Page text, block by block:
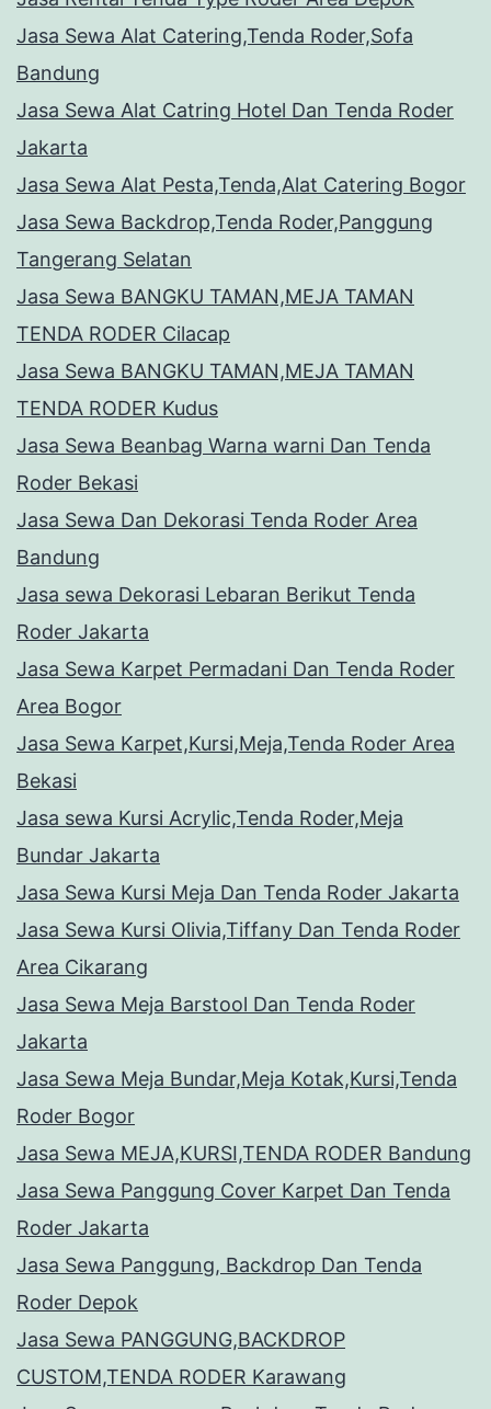
Jasa Sewa Alat Catering,Tenda Roder,Sofa
Bandung
Jasa Sewa Alat Catring Hotel Dan Tenda Roder
Jakarta
Jasa Sewa Alat Pesta,Tenda,Alat Catering Bogor
Jasa Sewa Backdrop,Tenda Roder,Panggung
Tangerang Selatan
Jasa Sewa BANGKU TAMAN,MEJA TAMAN
TENDA RODER Cilacap
Jasa Sewa BANGKU TAMAN,MEJA TAMAN
TENDA RODER Kudus
Jasa Sewa Beanbag Warna warni Dan Tenda
Roder Bekasi
Jasa Sewa Dan Dekorasi Tenda Roder Area
Bandung
Jasa sewa Dekorasi Lebaran Berikut Tenda
Roder Jakarta
Jasa Sewa Karpet Permadani Dan Tenda Roder
Area Bogor
Jasa Sewa Karpet,Kursi,Meja,Tenda Roder Area
Bekasi
Jasa sewa Kursi Acrylic,Tenda Roder,Meja
Bundar Jakarta
Jasa Sewa Kursi Meja Dan Tenda Roder Jakarta
Jasa Sewa Kursi Olivia,Tiffany Dan Tenda Roder
Area Cikarang
Jasa Sewa Meja Barstool Dan Tenda Roder
Jakarta
Jasa Sewa Meja Bundar,Meja Kotak,Kursi,Tenda
Roder Bogor
Jasa Sewa MEJA,KURSI,TENDA RODER Bandung
Jasa Sewa Panggung Cover Karpet Dan Tenda
Roder Jakarta
Jasa Sewa Panggung, Backdrop Dan Tenda
Roder Depok
Jasa Sewa PANGGUNG,BACKDROP
CUSTOM,TENDA RODER Karawang